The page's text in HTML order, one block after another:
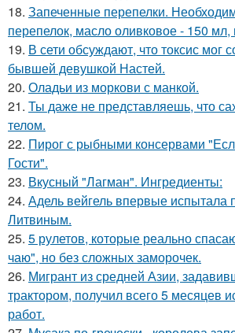
18. Запеченные перепелки.
перепелок, масло оливковое - 150 мл,
19. В сети обсуждают, что токсис мог
бывшей девушкой Настей.
20. Оладьи из моркови с манкой.
21. Ты даже не представляешь, что
телом.
22. Пирог с рыбными консервами
Гости".
23. Вкусный "Лагман". Ингредиенты:
24. Адель вейгель впервые испытала
Литвиным.
25. 5 рулетов, которые реально
чаю", но без сложных заморочек.
26. Мигрант из средней Азии,
трактором, получил всего 5 месяцев
работ.